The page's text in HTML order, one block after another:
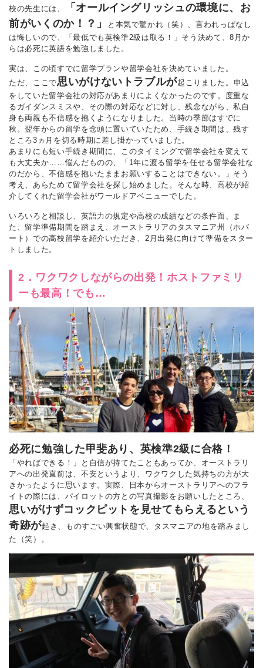
校の先生には、
「オールイングリッシュの環境に、お
前がいくのか！？」
と本気で驚かれ（笑）、言われっぱなし
は悔しいので、「最低でも英検準2級は取る！」そう決めて、8月か
らは必死に英語を勉強しました。
実は、この頃すでに留学プランや留学会社を決めていました。
ただ、ここで思いがけないトラブルが起こりました。申込
をしていた留学会社の対応があまりによくなかったのです。度重な
るガイダンスミスや、その際の対応などに対し、残念ながら、私自
身も両親も不信感を抱くようになりました。当時の季節はすでに
秋。翌年からの留学を念頭に置いていたため、手続き期間は、残す
ところ3ヵ月を切る時期に差し掛かっていました。
あまりにも短い手続き期間に、このタイミングで留学会社を変えて
も大丈夫か……悩んだものの、「1年に渡る留学を任せる留学会社な
のだから、不信感を抱いたままお願いすることはできない。」そう
考え、あらためて留学会社を探し始めました。そんな時、高校が紹
介してくれた留学会社がワールドアベニューでした。
いろいろと相談し、英語力の規定や高校の成績などの条件面、ま
た、留学準備期間を踏まえ、オーストラリアのタスマニア州（ホバ
ート）での高校留学を紹介いただき、2月出発に向けて準備をスター
トしました。
2．ワクワクしながらの出発！ホストファミリ
ーも最高！でも…
必死に勉強した甲斐あり、英検準2級に合格！
「やればできる！」と自信が持てたこともあってか、オーストラリ
アへの出発直前は、不安というより、ワクワクした気持ちの方が大
きかったように思います。実際、日本からオーストラリアへのフラ
イトの際には、パイロットの方との写真撮影をお願いしたところ、
思いがけずコックピットを見せてもらえるという
奇跡が起き、ものすごい興奮状態で、タスマニアの地を踏みまし
た（笑）。